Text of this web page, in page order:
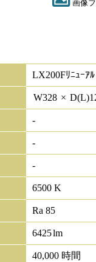
画像
LX200Fﾘﾆｭｰｱﾙ
W328 × D(L)
-
-
-
6500 K
Ra 85
6425lm
40,000 時間